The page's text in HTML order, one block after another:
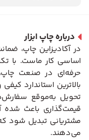
درباره چاپ ابزار
در آکادیزاین چاپ،
اساسی کار ماست. با
حرفه‌ای در صنعت
بالاترین استاندارد
تحویل به‌موقع
قیمت‌گذاری باعث شده
مشتریانی تبدیل شود
می‌دهند.